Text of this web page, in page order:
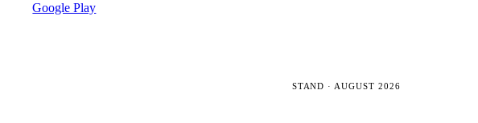
Google Play
STAND · AUGUST 2026